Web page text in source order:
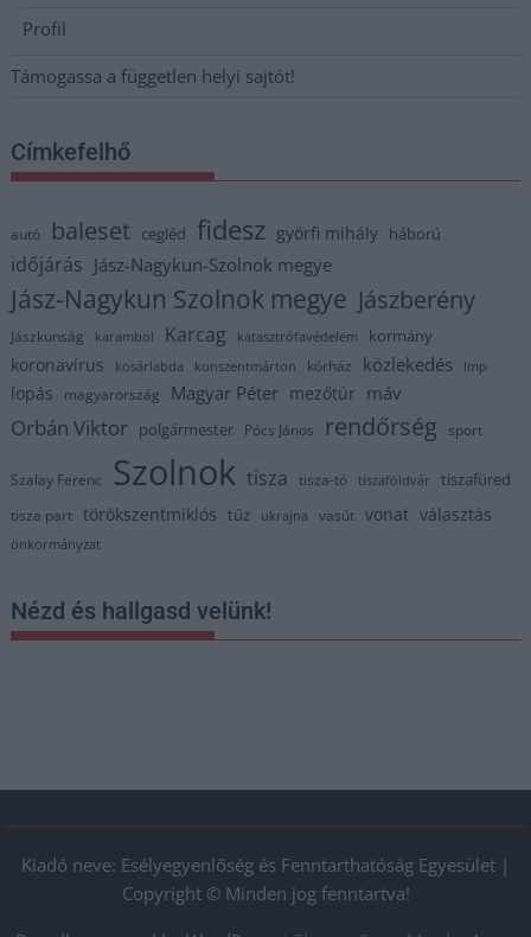
Profil
Támogassa a független helyi sajtót!
Címkefelhő
autó baleset cegléd fidesz györfi mihály háború
időjárás Jász-Nagykun-Szolnok megye
Jász-Nagykun Szolnok megye Jászberény
Jászkunság karambol Karcag katasztrófavédelem kormány
koronavírus kosárlabda kunszentmárton kórház közlekedés lmp
lopás magyarország Magyar Péter mezőtúr máv
Orbán Viktor polgármester Pócs János rendőrség sport
Szalay Ferenc Szolnok tisza tisza-tó tiszaföldvár tiszafüred
tisza part törökszentmiklós tűz ukrajna vasút vonat választás
önkormányzat
Nézd és hallgasd velünk!
Kiadó neve: Esélyegyenlőség és Fenntarthatóság Egyesület |
Copyright © Minden jog fenntartva!